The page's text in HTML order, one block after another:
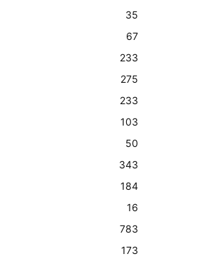
35
67
233
275
233
103
50
343
184
16
783
173